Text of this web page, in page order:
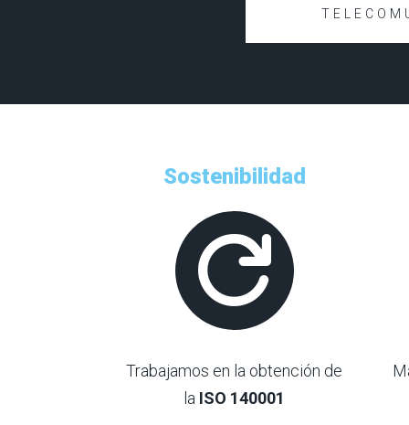
Sostenibilidad

Trabajamos en la obtención de
la ISO 140001